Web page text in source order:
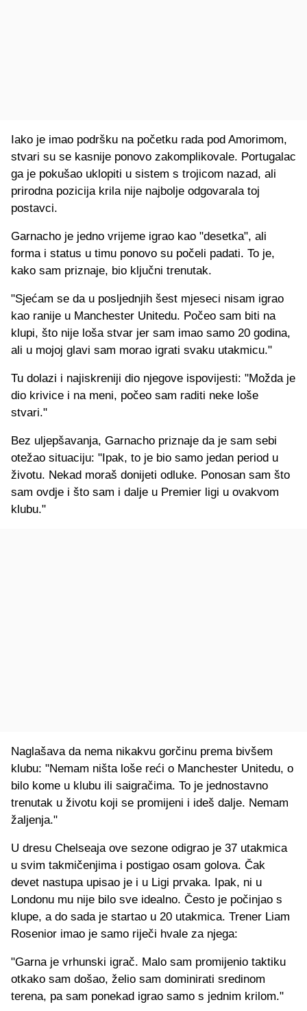
Iako je imao podršku na početku rada pod Amorimom,
stvari su se kasnije ponovo zakomplikovale. Portugalac
ga je pokušao uklopiti u sistem s trojicom nazad, ali
prirodna pozicija krila nije najbolje odgovarala toj
postavci.
Garnacho je jedno vrijeme igrao kao "desetka", ali
forma i status u timu ponovo su počeli padati. To je,
kako sam priznaje, bio ključni trenutak.
"Sjećam se da u posljednjih šest mjeseci nisam igrao
kao ranije u Manchester Unitedu. Počeo sam biti na
klupi, što nije loša stvar jer sam imao samo 20 godina,
ali u mojoj glavi sam morao igrati svaku utakmicu."
Tu dolazi i najiskreniji dio njegove ispovijesti: "Možda je
dio krivice i na meni, počeo sam raditi neke loše
stvari."
Bez uljepšavanja, Garnacho priznaje da je sam sebi
otežao situaciju: "Ipak, to je bio samo jedan period u
životu. Nekad moraš donijeti odluke. Ponosan sam što
sam ovdje i što sam i dalje u Premier ligi u ovakvom
klubu."
Naglašava da nema nikakvu gorčinu prema bivšem
klubu: "Nemam ništa loše reći o Manchester Unitedu, o
bilo kome u klubu ili saigračima. To je jednostavno
trenutak u životu koji se promijeni i ideš dalje. Nemam
žaljenja."
U dresu Chelseaja ove sezone odigrao je 37 utakmica
u svim takmičenjima i postigao osam golova. Čak
devet nastupa upisao je i u Ligi prvaka. Ipak, ni u
Londonu mu nije bilo sve idealno. Često je počinjao s
klupe, a do sada je startao u 20 utakmica. Trener Liam
Rosenior imao je samo riječi hvale za njega:
"Garna je vrhunski igrač. Malo sam promijenio taktiku
otkako sam došao, želio sam dominirati sredinom
terena, pa sam ponekad igrao samo s jednim krilom."